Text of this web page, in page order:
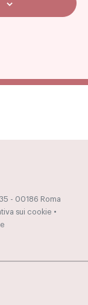
- 00186 Roma
sui cookie •